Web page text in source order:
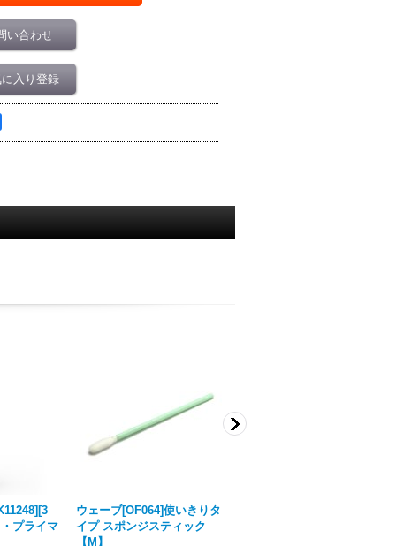
い合わせ
入り登録
プライマ
ウェーブ[OF064]使いきりタ
イプ スポンジスティック
【M】